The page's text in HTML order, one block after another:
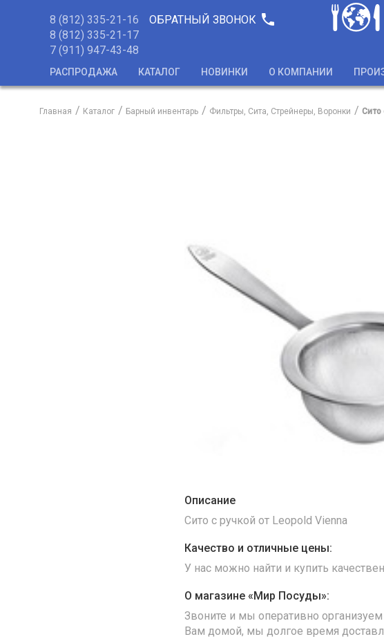
8 (812) 335-21-16
8 (812) 335-21-17
7 (911) 947-43-48
ОБРАТНЫЙ ЗВОНОК phone
РАСПРОДАЖА КАТАЛОГ НОВИНКИ О КОМПАНИИ
Главная Каталог Барный инвентарь Фильтры, Сита, Стрейнеры, Воронки Сито
Описание
Сито с ручкой от Leopold Vienna
Качество и отличные цены:
У нас можно найти и купить
О магазине «Мир Посуды»:
Звоните и мы оперативно
Вам домой, мы долгое время